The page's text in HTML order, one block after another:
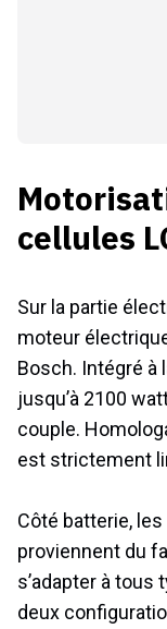
cellules
Sur la partie
moteur
Bosch. Intégré à
jusqu’à 2100
couple.
est strictement
Côté batterie,
proviennent du
s’adapter à tous
deux